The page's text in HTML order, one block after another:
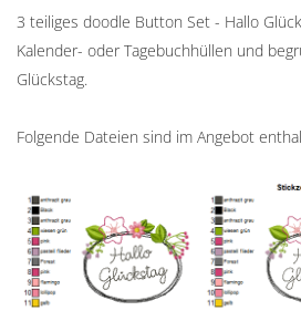
3 teiliges doodle Button Set - Hallo
Kalender- oder Tagebuchhüllen und
Glückstag.
Folgende Dateien sind im Angebot